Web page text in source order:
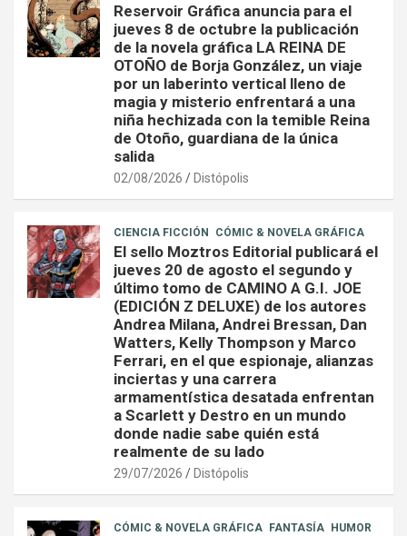
Reservoir Gráfica anuncia para el
jueves 8 de octubre la publicación
de la novela gráfica LA REINA DE
OTOÑO de Borja González, un viaje
por un laberinto vertical lleno de
magia y misterio enfrentará a una
niña hechizada con la temible Reina
de Otoño, guardiana de la única
salida
02/08/2026 Distópolis
CIENCIA FICCIÓN CÓMIC & NOVELA GRÁFICA
El sello Moztros Editorial publicará el
jueves 20 de agosto el segundo y
último tomo de CAMINO A G.I. JOE
(EDICIÓN Z DELUXE) de los autores
Andrea Milana, Andrei Bressan, Dan
Watters, Kelly Thompson y Marco
Ferrari, en el que espionaje, alianzas
inciertas y una carrera
armamentística desatada enfrentan
a Scarlett y Destro en un mundo
donde nadie sabe quién está
realmente de su lado
29/07/2026 Distópolis
CÓMIC & NOVELA GRÁFICA FANTASÍA HUMOR